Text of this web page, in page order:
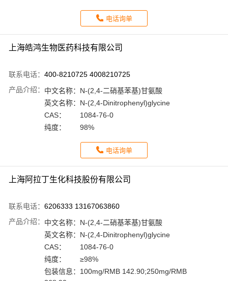
电话询单
上海皓鸿生物医药科技有限公司
联系电话： 400-8210725 4008210725
产品介绍： 中文名称： N-(2,4-二硝基苯基)甘氨酸
英文名称： N-(2,4-Dinitrophenyl)glycine
CAS：
1084-76-0
纯度：
98%
电话询单
上海阿拉丁生化科技股份有限公司
联系电话： 6206333 13167063860
产品介绍： 中文名称： N-(2,4-二硝基苯基)甘氨酸
英文名称： N-(2,4-Dinitrophenyl)glycine
CAS：
1084-76-0
纯度：
≥98%
包装信息： 100mg/RMB 142.90;250mg/RMB